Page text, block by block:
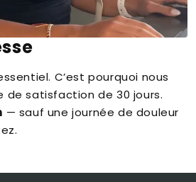
C’est pourquoi nous
de satisfaction de 30 jours.
— sauf une journée de douleur